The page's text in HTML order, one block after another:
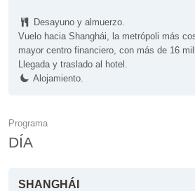
Desayuno y almuerzo.
Vuelo hacia Shanghái, la metrópoli más
mayor centro financiero, con más de 16
Llegada y traslado al hotel.
Alojamiento.
Programa
DÍA
SHANGHÁI